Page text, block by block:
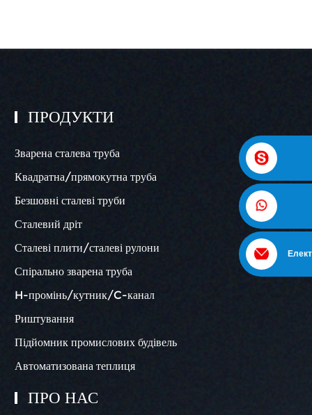
ПРОДУКТИ
Зварена сталева труба
Квадратна/прямокутна труба
Безшовні сталеві труби
Сталевий дріт
Сталеві плити/сталеві рулони
Спірально зварена труба
H-промінь/кутник/C-канал
Риштування
Підйомник промислових будівель
Автоматизована теплиця
ПРО НАС